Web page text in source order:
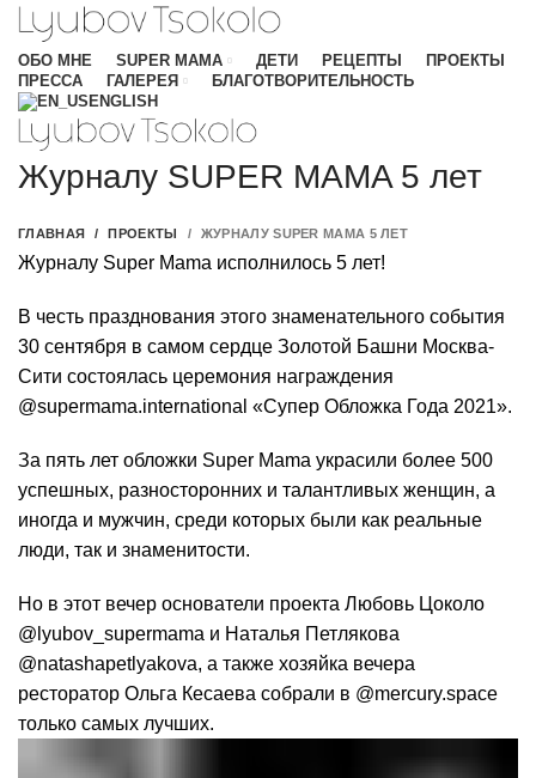
ОБО МНЕ SUPER МАМА ДЕТИ РЕЦЕПТЫ
ПРОЕКТЫ
ПРЕССА
ГАЛЕРЕЯ
БЛАГОТВОРИТЕЛЬНОСТЬ
ENGLISH
Журналу SUPER MAMA 5 лет
ГЛАВНАЯ ПРОЕКТЫ ЖУРНАЛУ SUPER MAMA 5 ЛЕТ
Журналу Super Mama исполнилось 5 лет!
В честь празднования этого знаменательного события
30 сентября в самом сердце Золотой Башни Москва-
Сити состоялась церемония награждения
@supermama.international «Супер Обложка Года 2021».
За пять лет обложки Super Mama украсили более 500
успешных, разносторонних и талантливых женщин, а
иногда и мужчин, среди которых были как реальные
люди, так и знаменитости.
Но в этот вечер основатели проекта Любовь Цоколо
@lyubov_supermama и Наталья Петлякова
@natashapetlyakova, а также хозяйка вечера
ресторатор Ольга Кесаева собрали в @mercury.space
только самых лучших.